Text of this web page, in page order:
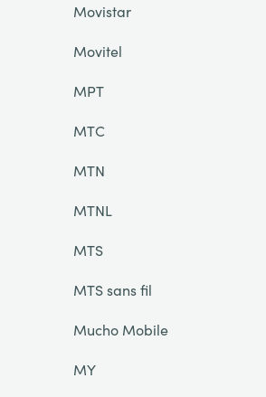
Movistar
Movitel
MPT
MTC
MTN
MTNL
MTS
MTS sans fil
Mucho Mobile
MY